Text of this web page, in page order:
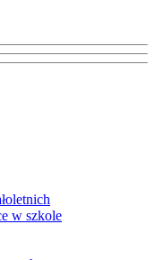
w szkole